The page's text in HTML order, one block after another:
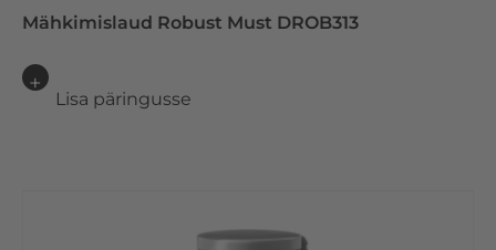
Mähkimislaud Robust Must DROB313
Lisa päringusse